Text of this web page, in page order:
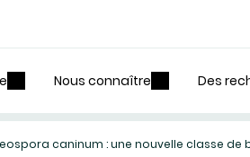
Nous connaître Des
caninum : une nouvelle classe